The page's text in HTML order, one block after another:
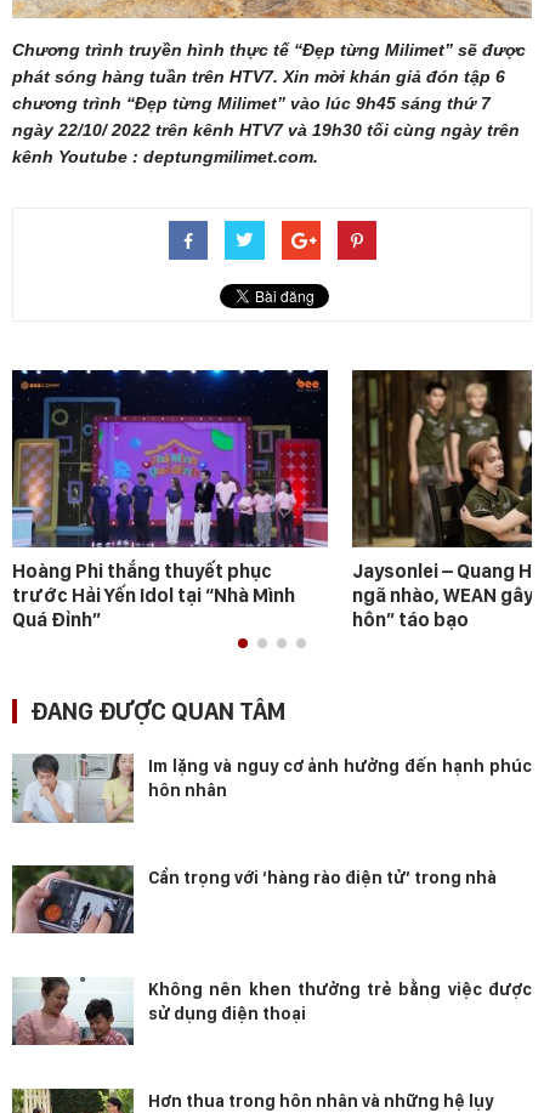
Chương trình truyền hình thực tế “Đẹp từng Milimet” sẽ được
phát sóng hàng tuần trên HTV7. Xin mời khán giả đón tập 6
chương trình “Đẹp từng Milimet” vào lúc 9h45 sáng thứ 7
ngày 22/10/ 2022 trên kênh HTV7 và 19h30 tối cùng ngày trên
kênh Youtube : deptungmilimet.com.
Hoàng Phi thắng thuyết phục
trước Hải Yến Idol tại “Nhà Mình
Quá Đỉnh”
Jaysonlei – Quang
ngã nhào, WEAN gây
hôn” táo bạo
ĐANG ĐƯỢC QUAN TÂM
Im lặng và nguy cơ ảnh hưởng đến hạnh phúc
hôn nhân
Cẩn trọng với ‘hàng rào điện tử’ trong nhà
Không nên khen thưởng trẻ bằng việc được
sử dụng điện thoại
Hơn thua trong hôn nhân và những hệ lụy